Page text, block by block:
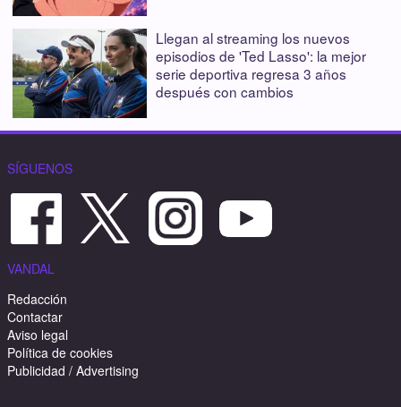
Llegan al streaming los nuevos
episodios de 'Ted Lasso': la mejor
serie deportiva regresa 3 años
después con cambios
SÍGUENOS
VANDAL
Redacción
Contactar
Aviso legal
Política de cookies
Publicidad / Advertising